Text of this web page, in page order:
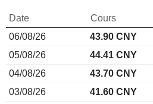
Date Cours
06/08/26
43.90 CNY
05/08/26
44.41 CNY
04/08/26
43.70 CNY
03/08/26
41.60 CNY